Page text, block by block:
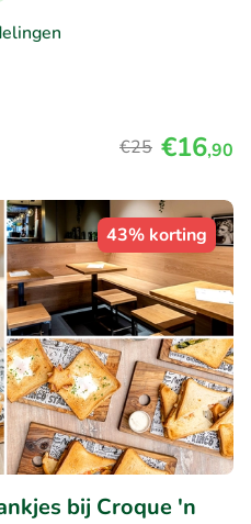
€25 €16,90
43% korting
bij Croque 'n